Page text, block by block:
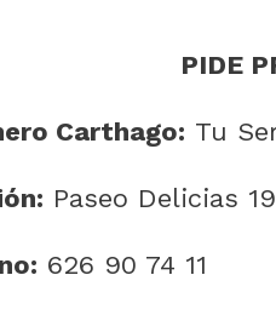
PIDE
Carthago: Tu
Paseo Delicias
626 90 74 11